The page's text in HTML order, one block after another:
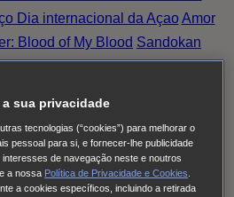
Dia internacional da Açao Amor
Blood of My Blood Sandokan
Rosa, Pensa Rosa (2025) O
Cobra Kai
MEU NOME É FARAH THE
TO THE DEEP NORTH Tom &
Alert Doutora Larsen Quarto
sua privacidade
tecnologias (“cookies”) para melhorar o
pessoal para si, e fornecer-lhe publicidade
de navegação neste e noutros
a nossa Política de Privacidade e Cookies
a cookies específicos, incluindo a retirada